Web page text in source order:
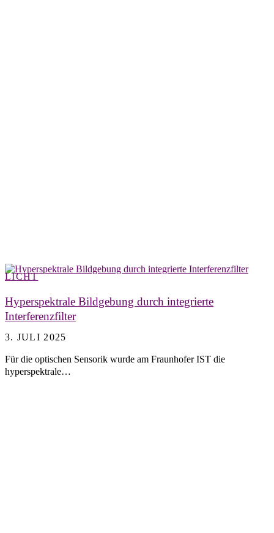
LICHT
Hyperspektrale Bildgebung durch integrierte
Interferenzfilter
3. JULI 2025
Für die optischen Sensorik wurde am Fraunhofer IST die
hyperspektrale…